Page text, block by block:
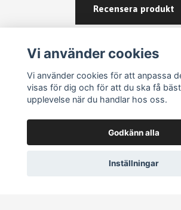
Recensera produkt
Om köp och returer
Vi använder cookies
Vi använder cookies för att anpassa
visas för dig och för att du ska få
upplevelse när du handlar hos oss.
Godkänn alla
Inställningar